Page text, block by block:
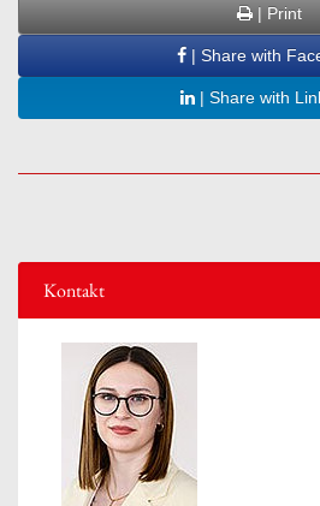
| Print
| Share with
| Share with
Kontakt